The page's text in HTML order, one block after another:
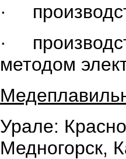
·
·
методом
Урале:
Медногорск,